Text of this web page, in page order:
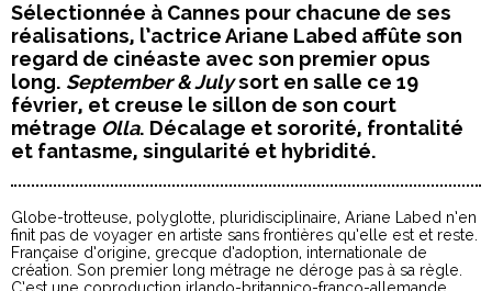
Sélectionnée à Cannes pour chacune de ses
réalisations, l’actrice Ariane Labed affûte son
regard de cinéaste avec son premier opus
long. September & Julysort en salle ce 19
février, et creuse le sillon de son court
métrage Olla. Décalage et sororité, frontalité
et fantasme, singularité et hybridité.
Globe-trotteuse, polyglotte, pluridisciplinaire, Ariane Labed n’en
finit pas de voyager en artiste sans frontières qu’elle est et reste.
Française d’origine, grecque d’adoption, internationale de
création. Son premier long métrage ne déroge pas à sa règle.